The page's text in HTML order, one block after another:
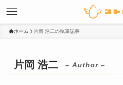
ホーム 片岡 浩二の執筆記事
片岡 浩二 – Author –